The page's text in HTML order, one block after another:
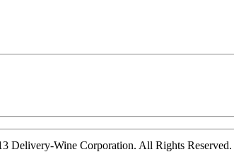
Delivery-Wine Corporation. All Rights Reserved.